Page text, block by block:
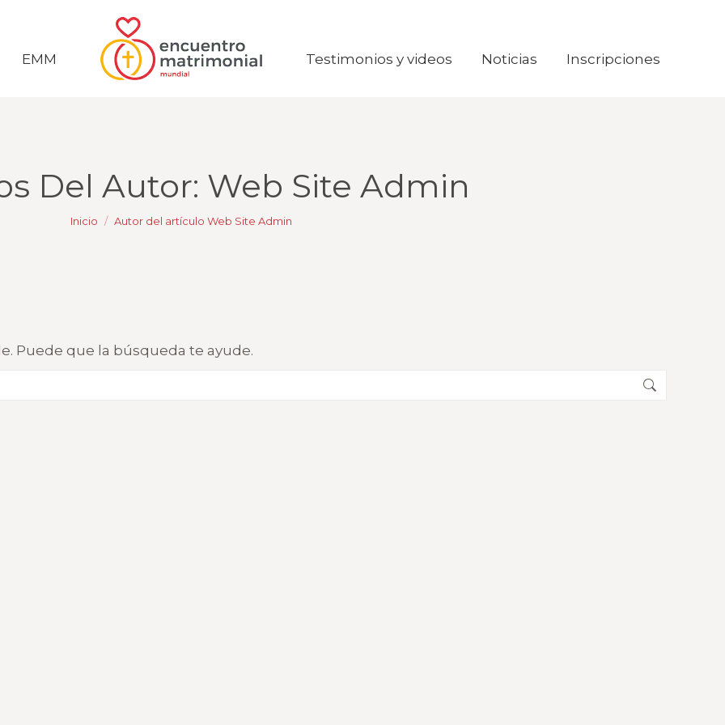
EMM Testimonios y videos Noticias Inscripciones
Del Autor: Web Site Admin
Estás aquí:
Inicio Autor del artículo Web Site Admin
Puede que la búsqueda te ayude.
EMM Testimonios y videos Noticias Inscripciones